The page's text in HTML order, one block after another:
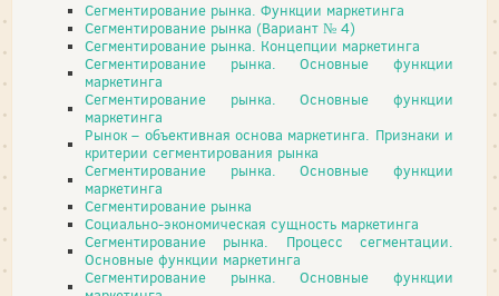
Сегментирование рынка. Функции маркетинга
Сегментирование рынка (Вариант № 4)
Сегментирование рынка. Концепции маркетинга
Сегментирование рынка. Основные функции
маркетинга
Сегментирование рынка. Основные функции
маркетинга
Рынок – объективная основа маркетинга. Признаки и
критерии сегментирования рынка
Сегментирование рынка. Основные функции
маркетинга
Сегментирование рынка
Социально-экономическая сущность маркетинга
Сегментирование рынка. Процесс сегментации.
Основные функции маркетинга
Сегментирование рынка. Основные функции